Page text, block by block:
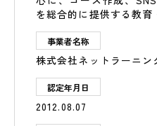
を総合的に提供する教
事業者名称
株式会社ネットラーニン
認定年月日
2012.08.07